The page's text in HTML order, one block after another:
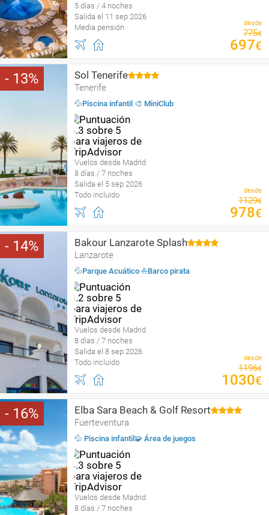
5 días / 4 noches
Salida el 11 sep 2026
Media pensión
desde
775€
697€
13 Sol Tenerife
Tenerife
💦Piscina infantil 🎨 MiniClub
Vuelos desde Madrid
8 días / 7 noches
Salida el 5 sep 2026
Todo incluido
desde
1129€
978€
14 Bakour Lanzarote Splash
Lanzarote
💦Parque Acuático ⛵️Barco pirata
Vuelos desde Madrid
8 días / 7 noches
Salida el 8 sep 2026
Todo incluido
desde
1196€
1030€
16 Elba Sara Beach & Golf Resort
Fuerteventura
💦 Piscina infantil🧩 Área de juegos
Vuelos desde Madrid
8 días / 7 noches